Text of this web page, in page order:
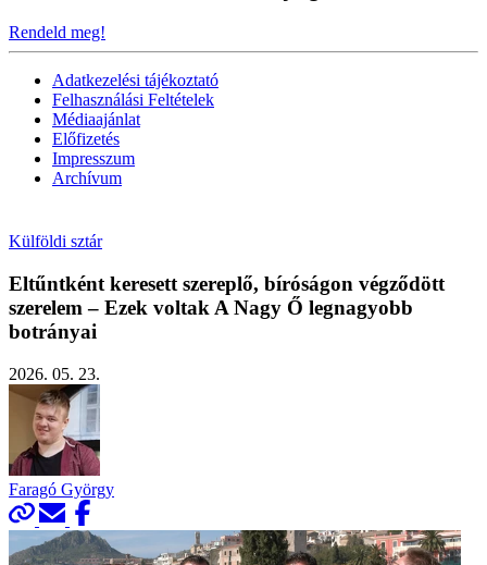
Rendeld meg!
Adatkezelési tájékoztató
Felhasználási Feltételek
Médiaajánlat
Előfizetés
Impresszum
Archívum
Külföldi sztár
Eltűntként keresett szereplő, bíróságon végződött
szerelem – Ezek voltak A Nagy Ő legnagyobb
botrányai
2026. 05. 23.
Faragó György